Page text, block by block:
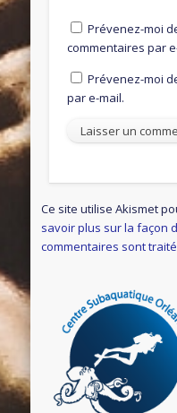
Prévenez-moi
commentaires par
Prévenez-moi
par e-mail.
Ce site utilise Akismet
savoir plus sur la façon
commentaires sont